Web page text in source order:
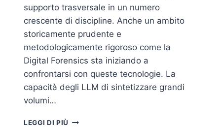
supporto trasversale in un numero
crescente di discipline. Anche un ambito
storicamente prudente e
metodologicamente rigoroso come la
Digital Forensics sta iniziando a
confrontarsi con queste tecnologie. La
capacità degli LLM di sintetizzare grandi
volumi…
LEGGI DI PIÙ PRIVATE